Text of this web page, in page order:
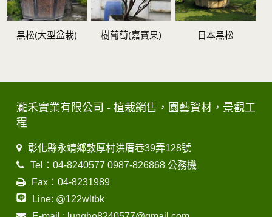
黑松(大型盆栽) 樹葡萄(嘉寶果) 日本黑松
瀧禾實業有限公司 - 植栽銷售，園藝資材，景觀工
程
彰化縣永靖鄉敦厚村洪厝巷39弄128號
Tel：04-8240577 0987-826868 公務機
Fax：04-8231989
Line: @122wltbk